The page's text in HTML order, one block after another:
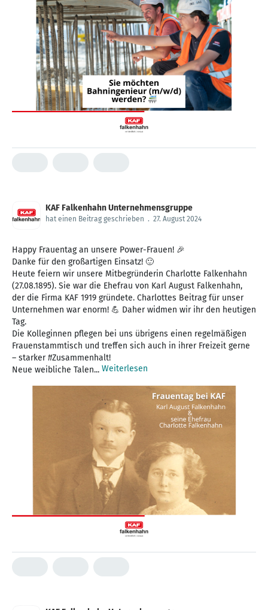
KAF Falkenhahn Unternehmensgruppe
hat einen Beitrag geschrieben . 27. August 2024
Happy Frauentag an unsere Power-Frauen! 🎉
Danke für den großartigen Einsatz! 🙂
Heute feiern wir unsere Mitbegründerin Charlotte Falkenhahn
(27.08.1895). Sie war die Ehefrau von Karl August Falkenhahn,
der die Firma KAF 1919 gründete. Charlottes Beitrag für unser
Unternehmen war enorm! 💪 Daher widmen wir ihr den heutigen
Tag.
Die Kolleginnen pflegen bei uns übrigens einen regelmäßigen
Frauenstammtisch und treffen sich auch in ihrer Freizeit gerne
– starker #Zusammenhalt!
Neue weibliche Talen... Weiterlesen